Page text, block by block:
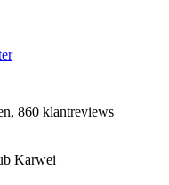
860 klantreviews
Karwei